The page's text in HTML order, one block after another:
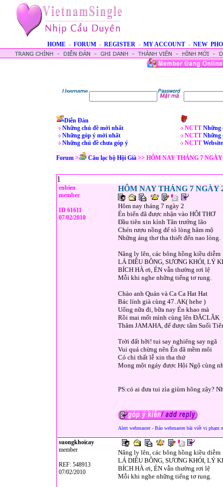
HOME - FORUM - REGISTER - MY ACCOUNT - NEW
Diễn Đàn
Những chủ đề mới nhất
Những góp ý mới nhất
Những chủ đề chưa góp ý
NCTT Những
NCTT Những
NCTT Website
Forum > Câu lạc bộ Hội Già >> HÔM NAY THÁNG 7 NGÀY
1
enbien
member
ID 61611
07/02/2010
HÔM NAY THÁNG 7 NGÀY
Hôm nay tháng 7 ngày 2
Én biển đã được nhận vào HÔI THƠ
Đầu tiên xin kính Tân trưởng lão
Chén rượu nồng để tỏ lòng hâm mộ
Những áng thơ tha thiết đến nao lòng.
Nâng ly lên, các bông hồng kiều diễm
LÁ DIÊU BÔNG, SƯƠNG KHÓI, LÝ
BÍCH HÀ ơi, ÉN vẫn thường rơi lệ
Mỗi khi nghe những tiếng tơ rung.
Chào anh Quán và Ca Ca Hat Hat
Bác lính già cùng 47. AK( hehe )
Uống nữa đi, bữa nay Én khao mà
Rồi mai mốt mình cùng lên ĐĂCLĂK
Thăm JAMAHA, để được tắm Suối
Trời đất hỡi! tui say nghiêng say ngã
Vui quá chừng nên Én đã mềm môi
Có chi thất lễ xin tha thứ
Mong một ngáy được Hội Ngộ cùng
PS:có ai đưa tui zìa giùm hông zậy?
Alert webmaster - Báo webmaster bài viết vi phạm
suongkhoicay
member
REF: 548913
07/02/2010
Nâng ly lên, các bông hồng kiều diễm
LÁ DIÊU BÔNG, SƯƠNG KHÓI, LÝ
BÍCH HÀ ơi, ÉN vẫn thường rơi lệ
Mỗi khi nghe những tiếng tơ rung.